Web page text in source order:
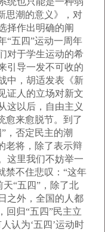
思潮的意义》，对
择作出明确的阐
“五四”运动一周年
对于学生运动的希
引导一发不可收的
中，胡适发表《新
证人的立场对新文
这以后，自由主义
愈来愈脱节。到了
，否定民主的潮
老将，除了表示辩
这里我们不妨举一
禁不住悲叹：“这年
天“五四”，除了北
之外，全国的人都
回归“五四”民主立
认为‘五四’运动时